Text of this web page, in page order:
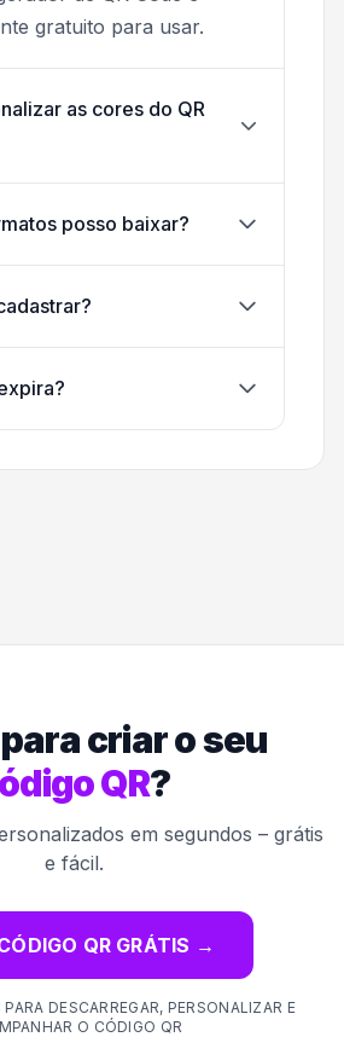
gratuito para usar.
as cores do QR
posso baixar?
criar o seu
QR?
em segundos – grátis
e fácil.
QR GRÁTIS →
DESCARREGAR, PERSONALIZAR E
O CÓDIGO QR